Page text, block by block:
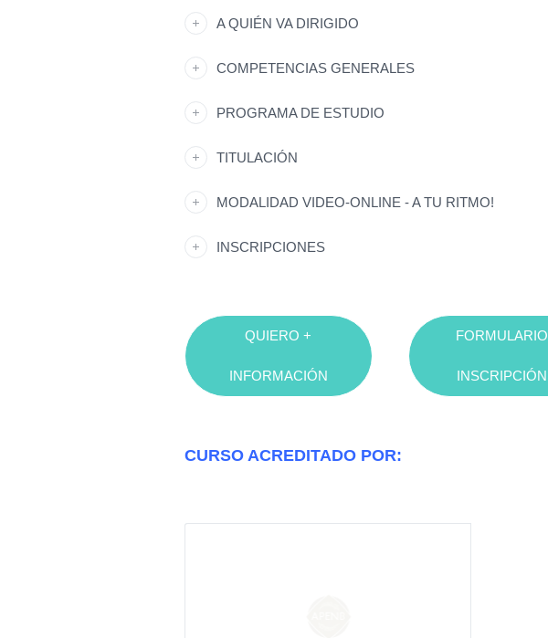
A QUIÉN VA DIRIGIDO
COMPETENCIAS GENERALES
PROGRAMA DE ESTUDIO
TITULACIÓN
MODALIDAD VIDEO-ONLINE - A TU RITMO!
INSCRIPCIONES
QUIERO +
INFORMACIÓN
FORMULARIO
INSCRIPCIÓN
CURSO ACREDITADO POR: